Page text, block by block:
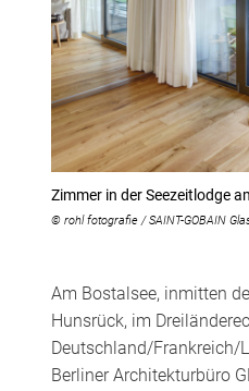
Zimmer in der Seezeitlodge
© rohl fotografie / SAINT-GOBAIN
Am Bostalsee, inmitten
Hunsrück, im
Deutschland/Frankreich/
Berliner Architekturbüro